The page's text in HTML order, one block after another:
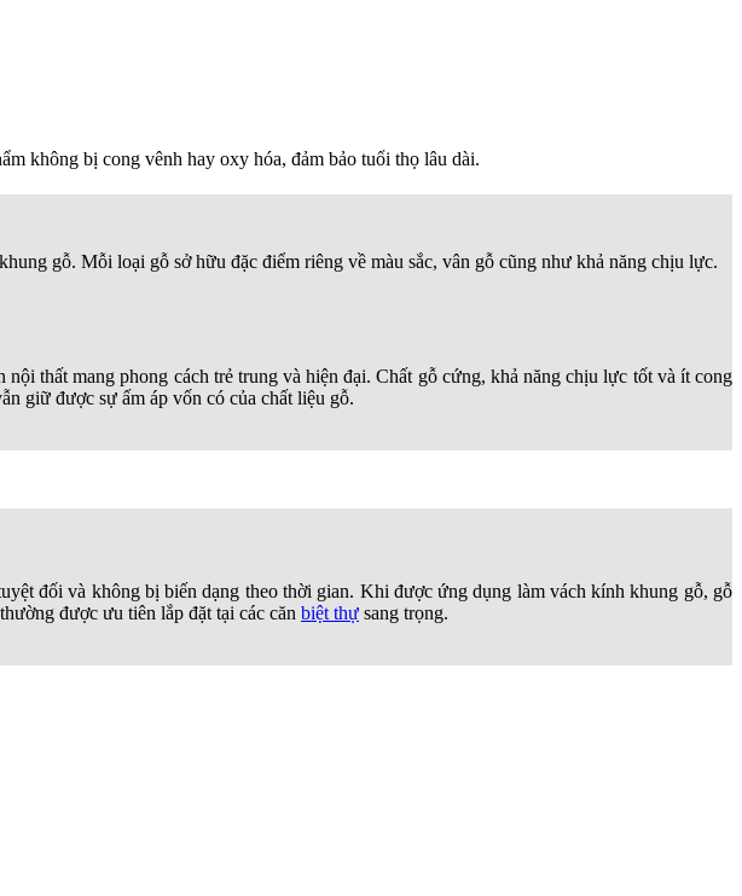
không bị cong vênh hay oxy hóa, đảm bảo tuổi thọ lâu dài.
gỗ. Mỗi loại gỗ sở hữu đặc điểm riêng về màu sắc, vân gỗ cũng như khả năng chịu lực.
thất mang phong cách trẻ trung và hiện đại. Chất gỗ cứng, khả năng chịu lực tốt và ít cong
giữ được sự ấm áp vốn có của chất liệu gỗ.
đối và không bị biến dạng theo thời gian. Khi được ứng dụng làm vách kính khung gỗ, gỗ
được ưu tiên lắp đặt tại các căn biệt thự sang trọng.